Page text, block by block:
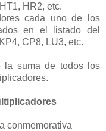
HR2, etc.
cada uno de los
en el listado del
CP8, LU3, etc.
la suma de todos los
conmemorativa